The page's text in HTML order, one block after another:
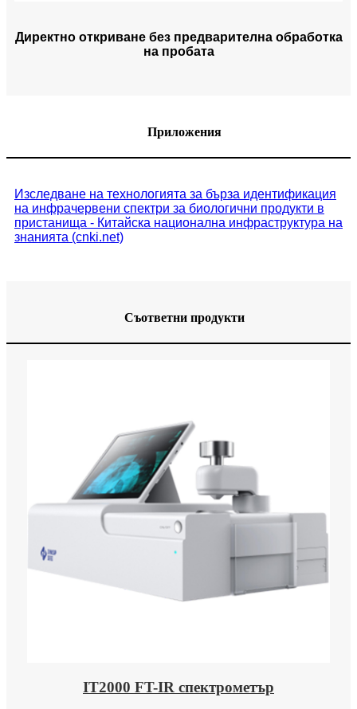
Директно откриване без предварителна обработка
на пробата
Приложения
Изследване на технологията за бърза идентификация
на инфрачервени спектри за биологични продукти в
пристанища - Китайска национална инфраструктура на
знанията (cnki.net)
Съответни продукти
IT2000 FT-IR спектрометър